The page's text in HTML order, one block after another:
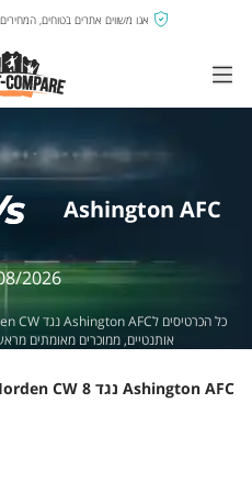
אנו משווים אתרים בטוחים,
Ashington AFC
2026
אותנטיים, ממוכרים מאומתים מראש
Ashington AFC נגד Horden CW 8 אוג' 2026